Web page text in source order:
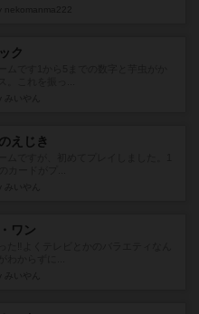
ク
えじき
ワン